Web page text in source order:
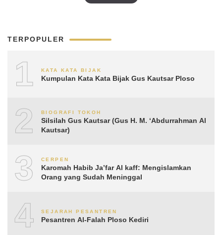
TERPOPULER
1 KATA KATA BIJAK
Kumpulan Kata Kata Bijak Gus Kautsar Ploso
2 BIOGRAFI TOKOH
Silsilah Gus Kautsar (Gus H. M. ‘Abdurrahman Al
Kautsar)
3 CERPEN
Karomah Habib Ja’far Al kaff: Mengislamkan
Orang yang Sudah Meninggal
4 SEJARAH PESANTREN
Pesantren Al-Falah Ploso Kediri